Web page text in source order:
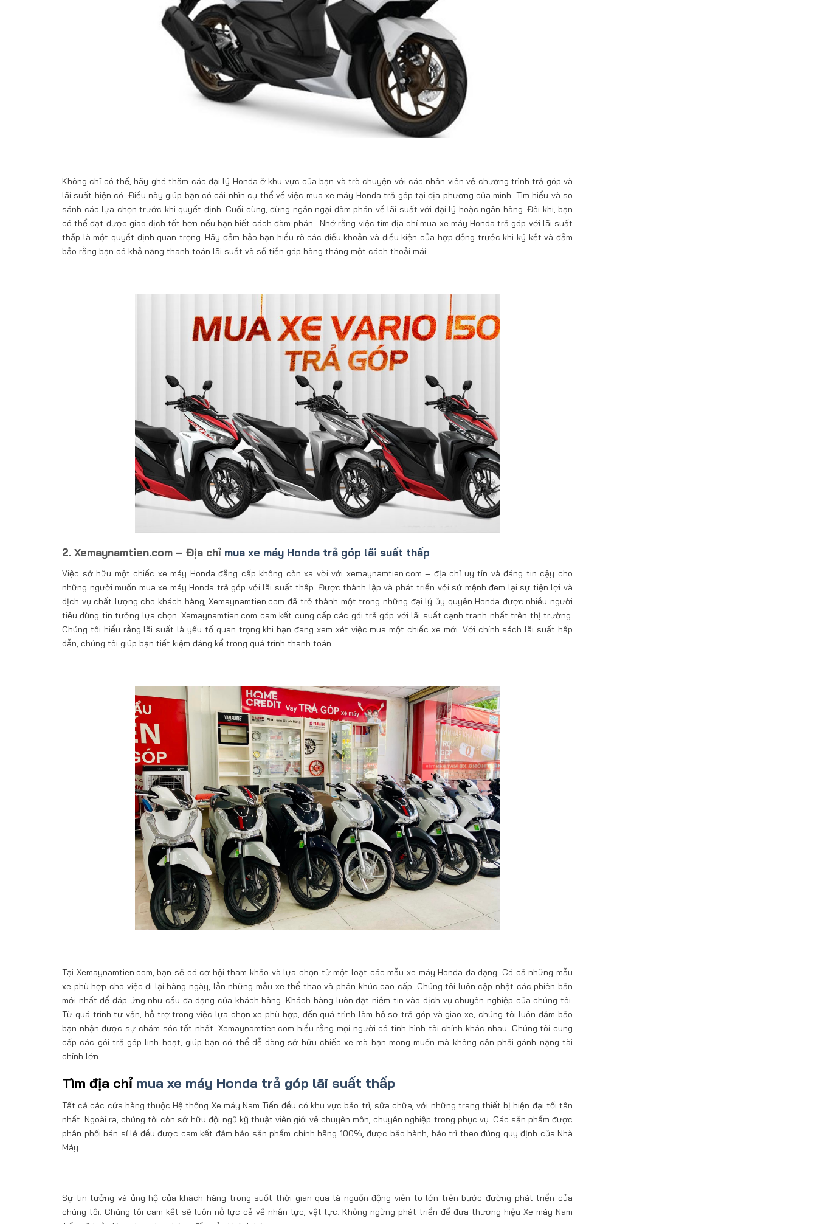
Không chỉ có thế, hãy ghé thăm các đại lý Honda ở khu vực của bạn và trò chuyện với các nhân viên về chương trình trả góp và
lãi suất hiện có. Điều này giúp bạn có cái nhìn cụ thể về việc mua xe máy Honda trả góp tại địa phương của mình. Tìm hiểu và so
sánh các lựa chọn trước khi quyết định. Cuối cùng, đừng ngần ngại đàm phán về lãi suất với đại lý hoặc ngân hàng. Đôi khi, bạn
có thể đạt được giao dịch tốt hơn nếu bạn biết cách đàm phán. Nhớ rằng việc tìm địa chỉ mua xe máy Honda trả góp với lãi suất
thấp là một quyết định quan trọng. Hãy đảm bảo bạn hiểu rõ các điều khoản và điều kiện của hợp đồng trước khi ký kết và đảm
bảo rằng bạn có khả năng thanh toán lãi suất và số tiền góp hàng tháng một cách thoải mái.
2. Xemaynamtien.com – Địa chỉ mua xe máy Honda trả góp lãi suất thấp
Việc sở hữu một chiếc xe máy Honda đẳng cấp không còn xa vời với xemaynamtien.com – địa chỉ uy tín và đáng tin cậy cho
những người muốn mua xe máy Honda trả góp với lãi suất thấp. Được thành lập và phát triển với sứ mệnh đem lại sự tiện lợi và
dịch vụ chất lượng cho khách hàng, Xemaynamtien.com đã trở thành một trong những đại lý ủy quyền Honda được nhiều người
tiêu dùng tin tưởng lựa chọn. Xemaynamtien.com cam kết cung cấp các gói trả góp với lãi suất cạnh tranh nhất trên thị trường.
Chúng tôi hiểu rằng lãi suất là yếu tố quan trọng khi bạn đang xem xét việc mua một chiếc xe mới. Với chính sách lãi suất hấp
dẫn, chúng tôi giúp bạn tiết kiệm đáng kể trong quá trình thanh toán.
Tại Xemaynamtien.com, bạn sẽ có cơ hội tham khảo và lựa chọn từ một loạt các mẫu xe máy Honda đa dạng. Có cả những mẫu
xe phù hợp cho việc đi lại hàng ngày, lẫn những mẫu xe thể thao và phân khúc cao cấp. Chúng tôi luôn cập nhật các phiên bản
mới nhất để đáp ứng nhu cầu đa dạng của khách hàng. Khách hàng luôn đặt niềm tin vào dịch vụ chuyên nghiệp của chúng tôi.
Từ quá trình tư vấn, hỗ trợ trong việc lựa chọn xe phù hợp, đến quá trình làm hồ sơ trả góp và giao xe, chúng tôi luôn đảm bảo
bạn nhận được sự chăm sóc tốt nhất. Xemaynamtien.com hiểu rằng mọi người có tình hình tài chính khác nhau. Chúng tôi cung
cấp các gói trả góp linh hoạt, giúp bạn có thể dễ dàng sở hữu chiếc xe mà bạn mong muốn mà không cần phải gánh nặng tài
chính lớn.
Tìm địa chỉ mua xe máy Honda trả góp lãi suất thấp
Tất cả các cửa hàng thuộc Hệ thống Xe máy Nam Tiến đều có khu vực bảo trì, sữa chữa, với những trang thiết bị hiện đại tối tân
nhất. Ngoài ra, chúng tôi còn sở hữu đội ngũ kỹ thuật viên giỏi về chuyên môn, chuyên nghiệp trong phục vụ. Các sản phẩm được
phân phối bán sỉ lẻ đều được cam kết đảm bảo sản phẩm chính hãng 100%, được bảo hành, bảo trì theo đúng quy định của Nhà
Máy.
Sự tin tưởng và ủng hộ của khách hàng trong suốt thời gian qua là nguồn động viên to lớn trên bước đường phát triển của
chúng tôi. Chúng tôi cam kết sẽ luôn nỗ lực cả về nhân lực, vật lực. Không ngừng phát triển để đưa thương hiệu Xe máy Nam